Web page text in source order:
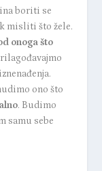
boriti se
misliti što žele.
onoga što
ono što
. Budimo
samu sebe